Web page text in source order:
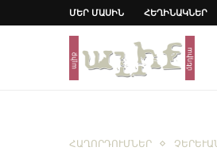
ՄԵՐ ՄԱՍԻՆ ՀԵՂԻՆԱԿՆԵՐ
ՀԱՂՈՐԴՈՒՄՆԵՐ